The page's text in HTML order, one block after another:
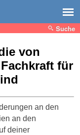
Suche
von
für
an den
an den
deiner